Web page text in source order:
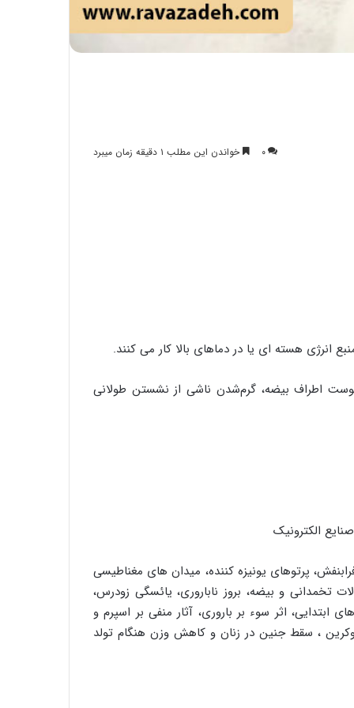
۰ خواندن این مطلب ۱ دقیقه زمان میبرد
انرژی هسته ای یا در دماهای بالا کار می کنند.
اطراف بیضه، گرم‌شدن ناشی از نشستن طولانی
الکترونیک
پرتوهای یونیزه کننده، میدان های مغناطیسی
تخمدانی و بیضه، بروز ناباروری، یائسگی زودرس،
ابتدایی، اثر سوء بر باروری، آثار منفی بر اسپرم و
، سقط جنین در زنان و کاهش وزن هنگام تولد